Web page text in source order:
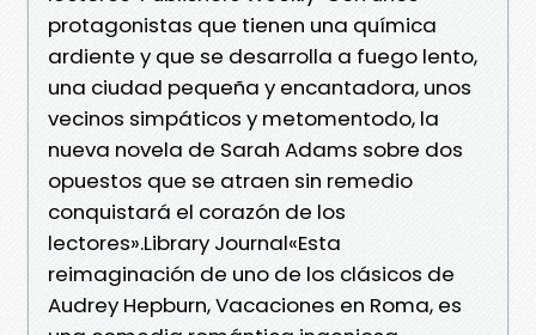
protagonistas que tienen una química
ardiente y que se desarrolla a fuego lento,
una ciudad pequeña y encantadora, unos
vecinos simpáticos y metomentodo, la
nueva novela de Sarah Adams sobre dos
opuestos que se atraen sin remedio
conquistará el corazón de los
lectores».Library Journal«Esta
reimaginación de uno de los clásicos de
Audrey Hepburn, Vacaciones en Roma, es